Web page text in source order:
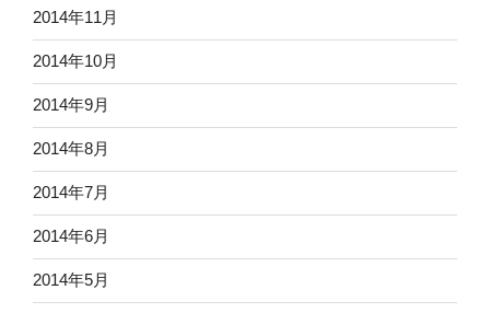
2014年11月
2014年10月
2014年9月
2014年8月
2014年7月
2014年6月
2014年5月